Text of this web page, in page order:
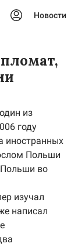
Новости
из
году
иностранных
Польши
Польши во
изучал
написал